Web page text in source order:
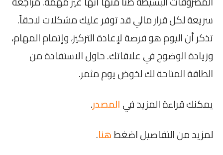
سريعة لكل قرار مالي قد توفر عليك مشكلات لاحقاً.
تذكر أن اليوم هو فرصة لإعادة التركيز، وإتمام المهام،
وزيادة الوضوح في علاقاتك. حاول الاستفادة من
الطاقة المتاحة لك لخوض يوم مثمر.
يمكنك قراءة المزيد فيالمصدر.
لمزيد من التفاصيل اضغطهنا.